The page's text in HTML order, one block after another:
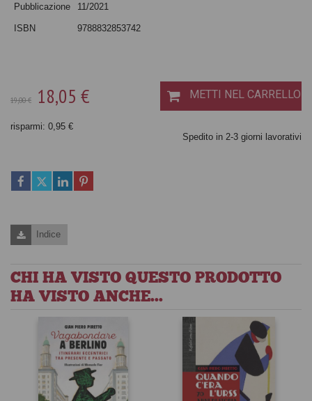
Pubblicazione 11/2021
ISBN 9788832853742
19,00 € 18,05 € METTI NEL CARRELLO
risparmi: 0,95 €
Spedito in 2-3 giorni lavorativi
Indice
CHI HA VISTO QUESTO PRODOTTO
HA VISTO ANCHE...